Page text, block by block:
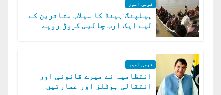
قومی امور
ہیلپنگ ہینڈ کا سیلاب متاثرین کے
لیے ایک ارب چالیس کروڑ روپے
قومی امور
انتظامیہ نے میرے قانونی اور
انتقالی ہوٹلز اور عمارتیں